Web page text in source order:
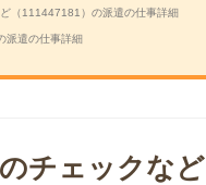
（111447181）の派遣の仕事詳細
派遣の仕事詳細
チェックなど